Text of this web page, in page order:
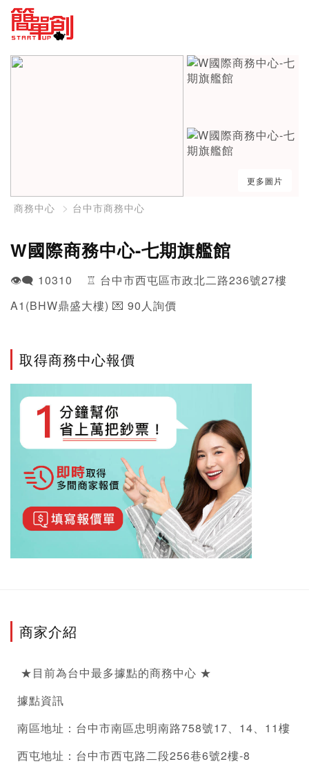
更多圖片
商務中心 台中市商務中心
W國際商務中心-七期旗艦館
👁️‍🗨️ 10310 ♖ 台中市西屯區市政北二路236號27樓
A1(BHW鼎盛大樓) 💌 90人詢價
取得商務中心報價
商家介紹
★目前為台中最多據點的商務中心 ★
據點資訊
南區地址：台中市南區忠明南路758號17、14、11樓
西屯地址：台中市西屯路二段256巷6號2樓-8